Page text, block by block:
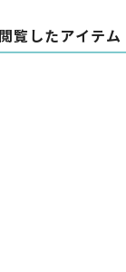
閲覧したアイテム